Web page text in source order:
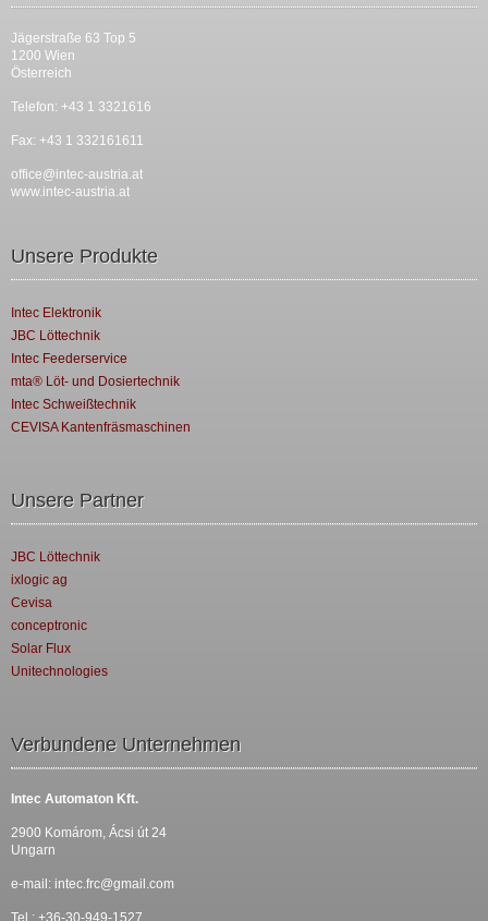
Jägerstraße 63 Top 5
1200 Wien
Österreich
Telefon: +43 1 3321616
Fax: +43 1 332161611
office@intec-austria.at
www.intec-austria.at
Unsere Produkte
Intec Elektronik
JBC Löttechnik
Intec Feederservice
mta® Löt- und Dosiertechnik
Intec Schweißtechnik
CEVISA Kantenfräsmaschinen
Unsere Partner
JBC Löttechnik
ixlogic ag
Cevisa
conceptronic
Solar Flux
Unitechnologies
Verbundene Unternehmen
Intec Automaton Kft.
2900 Komárom, Ácsi út 24
Ungarn
e-mail: intec.frc@gmail.com
Tel.: +36-30-949-1527